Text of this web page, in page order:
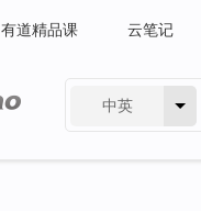
有道精品课 云笔记
中英